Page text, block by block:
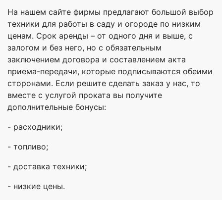
На нашем сайте фирмы предлагают большой выбор
техники для работы в саду и огороде по низким
ценам. Срок аренды – от одного дня и выше, с
залогом и без него, но с обязательным
заключением договора и составлением акта
приема-передачи, которые подписываются обеими
сторонами. Если решите сделать заказ у нас, то
вместе с услугой проката вы получите
дополнительные бонусы:
- расходники;
- топливо;
- доставка техники;
- низкие цены.